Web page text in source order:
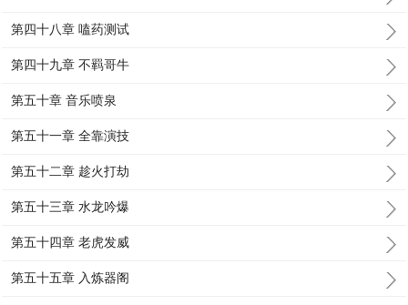
第四十八章 嗑药测试
第四十九章 不羁哥牛
第五十章 音乐喷泉
第五十一章 全靠演技
第五十二章 趁火打劫
第五十三章 水龙吟爆
第五十四章 老虎发威
第五十五章 入炼器阁